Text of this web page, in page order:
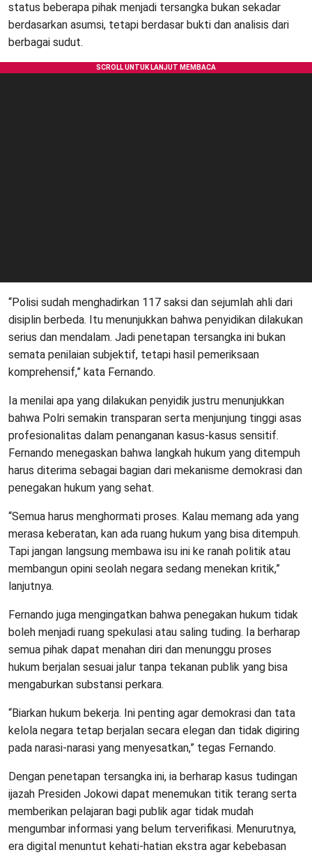
status beberapa pihak menjadi tersangka bukan sekadar
berdasarkan asumsi, tetapi berdasar bukti dan analisis dari
berbagai sudut.
“Polisi sudah menghadirkan 117 saksi dan sejumlah ahli dari
disiplin berbeda. Itu menunjukkan bahwa penyidikan dilakukan
serius dan mendalam. Jadi penetapan tersangka ini bukan
semata penilaian subjektif, tetapi hasil pemeriksaan
komprehensif,” kata Fernando.
Ia menilai apa yang dilakukan penyidik justru menunjukkan
bahwa Polri semakin transparan serta menjunjung tinggi asas
profesionalitas dalam penanganan kasus-kasus sensitif.
Fernando menegaskan bahwa langkah hukum yang ditempuh
harus diterima sebagai bagian dari mekanisme demokrasi dan
penegakan hukum yang sehat.
“Semua harus menghormati proses. Kalau memang ada yang
merasa keberatan, kan ada ruang hukum yang bisa ditempuh.
Tapi jangan langsung membawa isu ini ke ranah politik atau
membangun opini seolah negara sedang menekan kritik,”
lanjutnya.
Fernando juga mengingatkan bahwa penegakan hukum tidak
boleh menjadi ruang spekulasi atau saling tuding. Ia berharap
semua pihak dapat menahan diri dan menunggu proses
hukum berjalan sesuai jalur tanpa tekanan publik yang bisa
mengaburkan substansi perkara.
“Biarkan hukum bekerja. Ini penting agar demokrasi dan tata
kelola negara tetap berjalan secara elegan dan tidak digiring
pada narasi-narasi yang menyesatkan,” tegas Fernando.
Dengan penetapan tersangka ini, ia berharap kasus tudingan
ijazah Presiden Jokowi dapat menemukan titik terang serta
memberikan pelajaran bagi publik agar tidak mudah
mengumbar informasi yang belum terverifikasi. Menurutnya,
era digital menuntut kehati-hatian ekstra agar kebebasan